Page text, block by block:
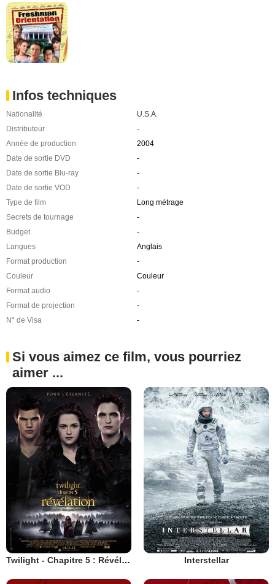
Infos techniques
Nationalité
U.S.A.
Distributeur
-
Année de production
2004
Date de sortie DVD
-
Date de sortie Blu-ray
-
Date de sortie VOD
-
Type de film
Long métrage
Secrets de tournage
-
Budget
-
Langues
Anglais
Format production
-
Couleur
Couleur
Format audio
-
Format de projection
-
N° de Visa
-
Si vous aimez ce film, vous pourriez
aimer ...
Twilight - Chapitre 5 : Révélation 2e partie Interstellar